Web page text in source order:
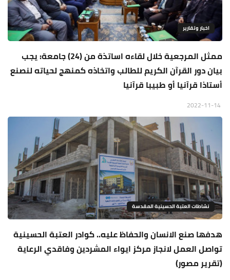
اخبار وتقارير
ممثل المرجعية خلال لقاءه اساتذة من (24) جامعة: يجب
بيان دور القرآن الكريم للطالب واتخاذه كمنهج لحياته لنصنع
أستاذا قرآنيا أو طبيبا قرآنيا
نشاطات العتبة الحسينية المقدسة
هدفها صنع الانسان والحفاظ عليه.. كوادر العتبة الحسينية
تواصل العمل لانجاز مركز ايواء المشردين وفاقدي الرعاية
(تقرير مصور)